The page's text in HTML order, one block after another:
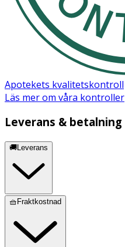
Apotekets kvalitetskontroll
Läs mer om våra kontroller
Leverans & betalning
🚚Leverans
🧺Fraktkostnad